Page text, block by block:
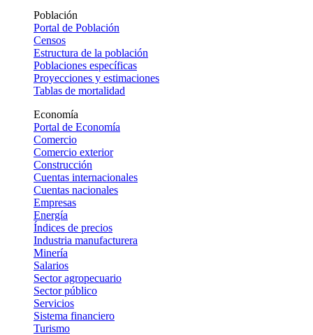
Población
Portal de Población
Censos
Estructura de la población
Poblaciones específicas
Proyecciones y estimaciones
Tablas de mortalidad
Economía
Portal de Economía
Comercio
Comercio exterior
Construcción
Cuentas internacionales
Cuentas nacionales
Empresas
Energía
Índices de precios
Industria manufacturera
Minería
Salarios
Sector agropecuario
Sector público
Servicios
Sistema financiero
Turismo